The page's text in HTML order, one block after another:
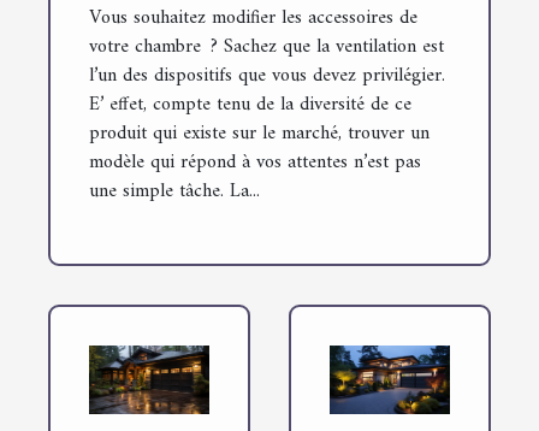
Vous souhaitez modifier les accessoires de
votre chambre ? Sachez que la ventilation est
l’un des dispositifs que vous devez privilégier.
E’ effet, compte tenu de la diversité de ce
produit qui existe sur le marché, trouver un
modèle qui répond à vos attentes n’est pas
une simple tâche. La...